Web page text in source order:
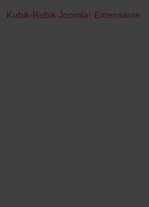
Kubik-Rubik Joomla! Extensions